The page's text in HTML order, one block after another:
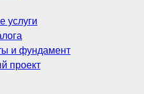
услуги
и фундамент
проект